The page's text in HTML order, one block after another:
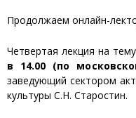
Продолжаем онлайн-
Четвертая лекция на
в 14.00 (по
заведующий сектором
культуры С.Н. Старостин.